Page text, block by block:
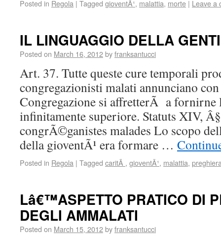
Posted in Regola | Tagged gioventÃ¹, malattia, morte | Leave a
IL LINGUAGGIO DELLA
Posted on March 16, 2012byfranksantucci
Art. 37. Tutte queste cure temporali
congregazionisti malati annunciano
Congregazione si affretterÃ a fornirne
infinitamente superiore. Statuts XIV,
congrÃ©ganistes malades Lo scopo
della gioventÃ¹ era formare …
Posted in Regola | Tagged caritÃ , gioventÃ¹, malattia,
Lâ€™ASPETTO PRATICO DI
DEGLI AMMALATI
Posted on March 15, 2012byfranksantucci